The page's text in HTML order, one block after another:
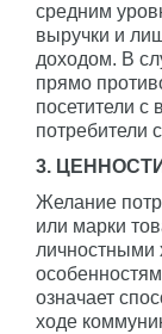
средним
выручки и
доходом. В
прямо
посетители
потребители
3.
Желание
или марки
личностными
означает
ходе